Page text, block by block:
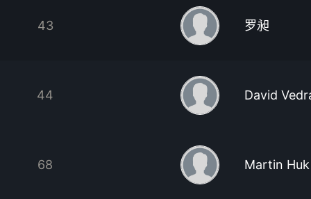
43 罗昶
44 David
68 Martin Huk